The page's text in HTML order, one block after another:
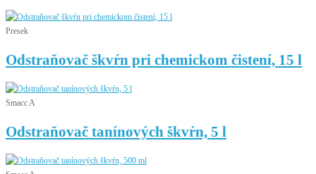
Presek
Odstraňovač škvŕn pri chemickom čistení, 15 l
Smacc A
Odstraňovač tanínových škvŕn, 5 l